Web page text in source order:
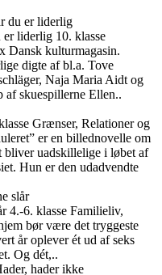
du er liderlig
er liderlig 10. klasse
Dansk kulturmagasin.
digte af bl.a. Tove
Naja Maria Aidt og
skuespillerne Ellen..
Grænser, Relationer og
er en billednovelle om
bliver uadskillelige i løbet af
Hun er den udadvendte
slår
4.-6. klasse Familieliv,
bør være det tryggeste
år oplever ét ud af seks
Og dét,..
hader ikke